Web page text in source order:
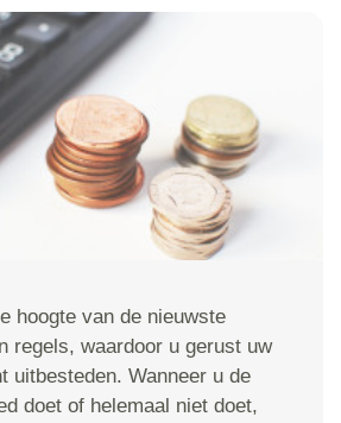
hoogte van de nieuwste
regels, waardoor u gerust uw
uitbesteden. Wanneer u de
doet of helemaal niet doet,